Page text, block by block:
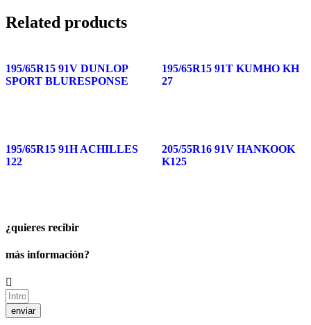
Related products
195/65R15 91V DUNLOP
SPORT BLURESPONSE
195/65R15 91T KUMHO KH
27
195/65R15 91H ACHILLES
122
205/55R16 91V HANKOOK
K125
¿quieres recibir
más información?
enviar